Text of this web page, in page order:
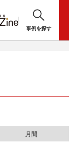
事例を探す
月間